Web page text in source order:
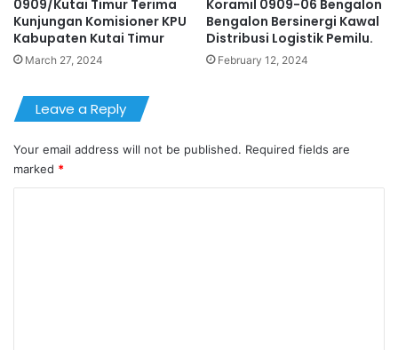
0909/Kutai Timur Terima
Kunjungan Komisioner KPU
Kabupaten Kutai Timur
March 27, 2024
Koramil 0909-06 Bengalon
Bengalon Bersinergi Kawal
Distribusi Logistik Pemilu.
February 12, 2024
Leave a Reply
Your email address will not be published. Required fields are
marked *